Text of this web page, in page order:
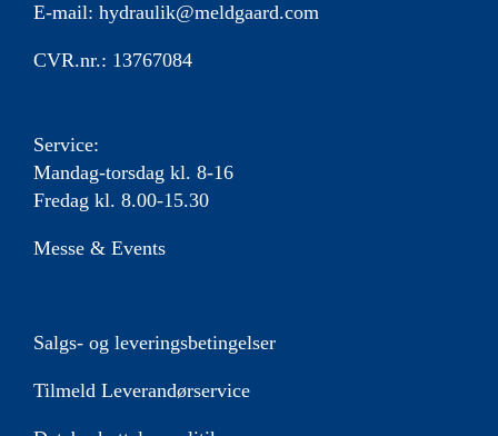
E-mail: hydraulik@meldgaard.com
CVR.nr.: 13767084
Service:
Mandag-torsdag kl. 8-16
Fredag kl. 8.00-15.30
Messe & Events
Salgs- og leveringsbetingelser
Tilmeld Leverandørservice